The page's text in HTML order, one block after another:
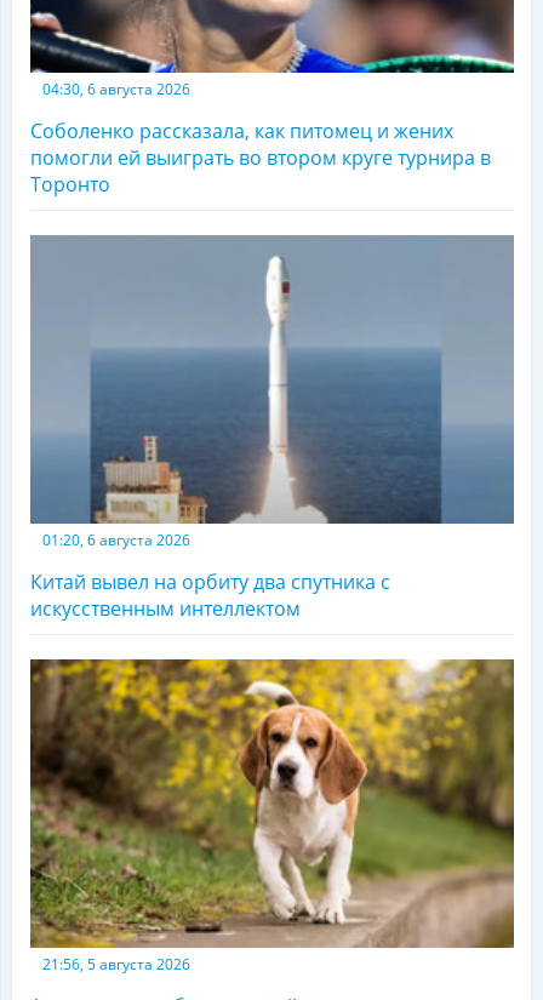
04:30, 6 августа 2026
Соболенко рассказала, как питомец и жених
помогли ей выиграть во втором круге турнира в
Торонто
01:20, 6 августа 2026
Китай вывел на орбиту два спутника с
искусственным интеллектом
21:56, 5 августа 2026